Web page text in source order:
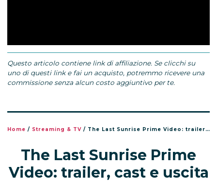
Questo articolo contiene link di affiliazione. Se clicchi su
uno di questi link e fai un acquisto, potremmo ricevere una
commissione senza alcun costo aggiuntivo per te.
Home / Streaming & TV / The Last Sunrise Prime Video: trailer, cast e uscita
The Last Sunrise Prime
Video: trailer, cast e uscita